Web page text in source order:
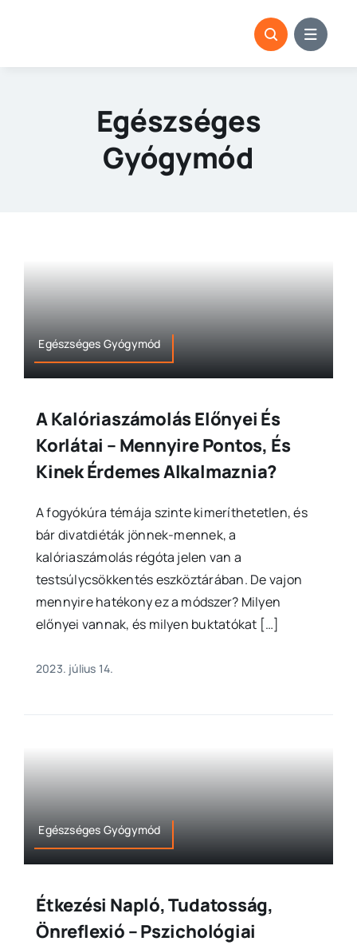
Egészséges
Gyógymód
Egészséges Gyógymód
A Kalóriaszámolás Előnyei És
Korlátai – Mennyire Pontos, És
Kinek Érdemes Alkalmaznia?
A fogyókúra témája szinte kimeríthetetlen, és
bár divatdiéták jönnek-mennek, a
kalóriaszámolás régóta jelen van a
testsúlycsökkentés eszköztárában. De vajon
mennyire hatékony ez a módszer? Milyen
előnyei vannak, és milyen buktatókat […]
2023. július 14.
Egészséges Gyógymód
Étkezési Napló, Tudatosság,
Önreflexió – Pszichológiai